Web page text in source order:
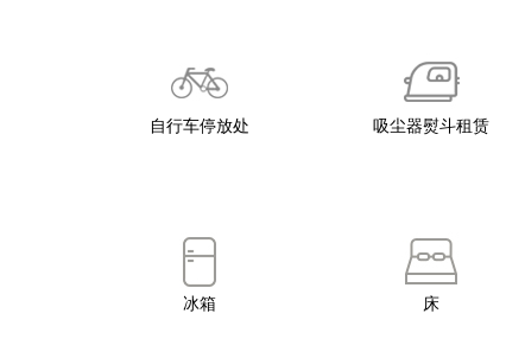
自行车停放处 吸尘器熨斗租赁
冰箱 床